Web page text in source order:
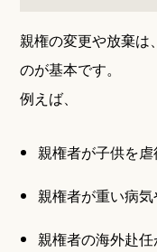
親権の変更や放棄は
のが基本です。
例えば、
親権者が子供を
親権者が重い病
親権者の海外赴